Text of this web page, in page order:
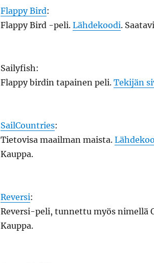
Flappy Bird:
Flappy Bird -peli. Lähdekoodi.
Sailyfish:
Flappy birdin tapainen peli. Tekijän
SailCountries:
Tietovisa maailman maista.
Kauppa.
Reversi:
Reversi-peli, tunnettu myös nimellä
Kauppa.